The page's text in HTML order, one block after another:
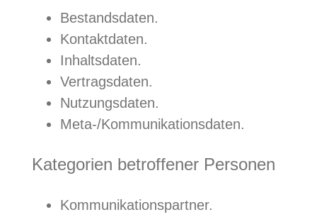
Bestandsdaten.
Kontaktdaten.
Inhaltsdaten.
Vertragsdaten.
Nutzungsdaten.
Meta-/Kommunikationsdaten.
Kategorien betroffener Personen
Kommunikationspartner.